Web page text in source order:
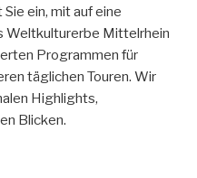
ein, mit auf eine
Weltkulturerbe Mittelrhein
Programmen für
täglichen Touren. Wir
Highlights,
Blicken.